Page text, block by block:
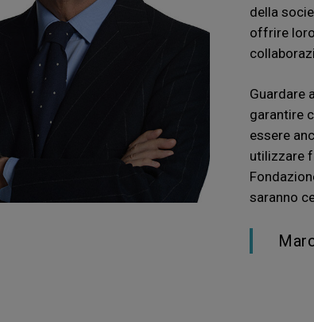
della
offrire
Guardare
garantire
essere
utilizzare
saranno